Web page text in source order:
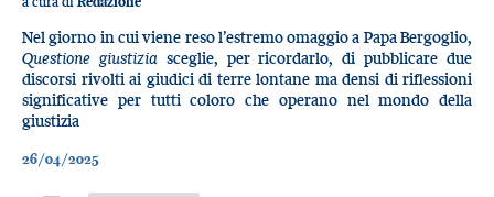
Nel giorno in cui viene reso l’estremo omaggio a Papa Bergoglio,
Questione giustizia sceglie, per ricordarlo, di pubblicare due
discorsi rivolti ai giudici di terre lontane ma densi di riflessioni
significative per tutti coloro che operano nel mondo della
giustizia
26/04/2025